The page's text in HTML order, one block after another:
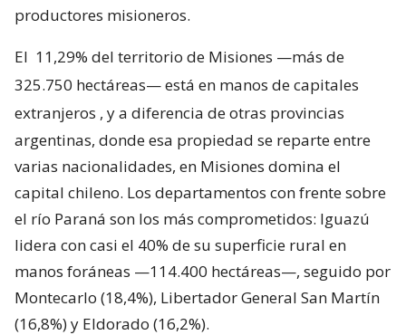
productores misioneros.
El 11,29% del territorio de Misiones —más de
325.750 hectáreas— está en manos de capitales
extranjeros , y a diferencia de otras provincias
argentinas, donde esa propiedad se reparte entre
varias nacionalidades, en Misiones domina el
capital chileno. Los departamentos con frente sobre
el río Paraná son los más comprometidos: Iguazú
lidera con casi el 40% de su superficie rural en
manos foráneas —114.400 hectáreas—, seguido por
Montecarlo (18,4%), Libertador General San Martín
(16,8%) y Eldorado (16,2%).